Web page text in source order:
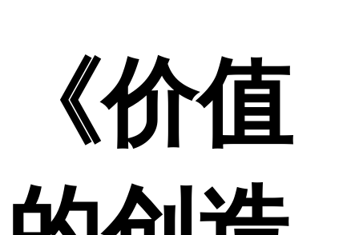
《价值